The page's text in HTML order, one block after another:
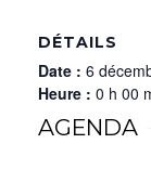
DÉTAILS
Date : 6
Heure : 0 h 00
AGENDA